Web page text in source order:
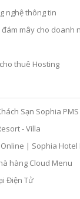
nghệ thông tin
mây cho doanh
thuê Hosting
Sạn Sophia PMS
- Villa
| Sophia Hotel
hàng Cloud Menu
Điện Tử